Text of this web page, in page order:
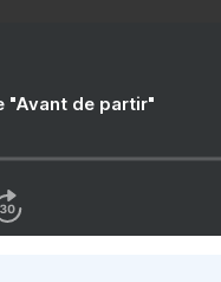
"Avant de partir"